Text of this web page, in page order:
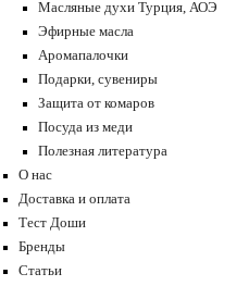
Масляные духи Турция, АОЭ
Эфирные масла
Аромапалочки
Подарки, сувениры
Защита от комаров
Посуда из меди
Полезная литература
О нас
Доставка и оплата
Тест Доши
Бренды
Статьи